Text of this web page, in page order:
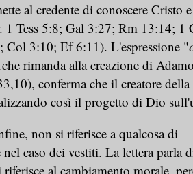
al credente di conoscere Cristo
Tess 5:8; Gal 3:27; Rm 13:14; 1
3:10; Ef 6:11). L'espressione "
che rimanda alla creazione di
conferma che il creatore della
così il progetto di Dio
non si riferisce a qualcosa di
nel caso dei vestiti. La lettera parla
riferisce al cambiamento morale,